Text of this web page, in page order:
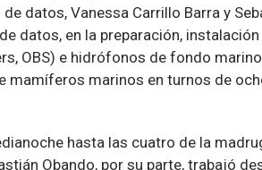
datos, Vanessa Carrillo Barra y
datos, en la preparación,
OBS) e hidrófonos de fondo
mamíferos marinos en turnos de
hasta las cuatro de la
Obando, por su parte, trabajó